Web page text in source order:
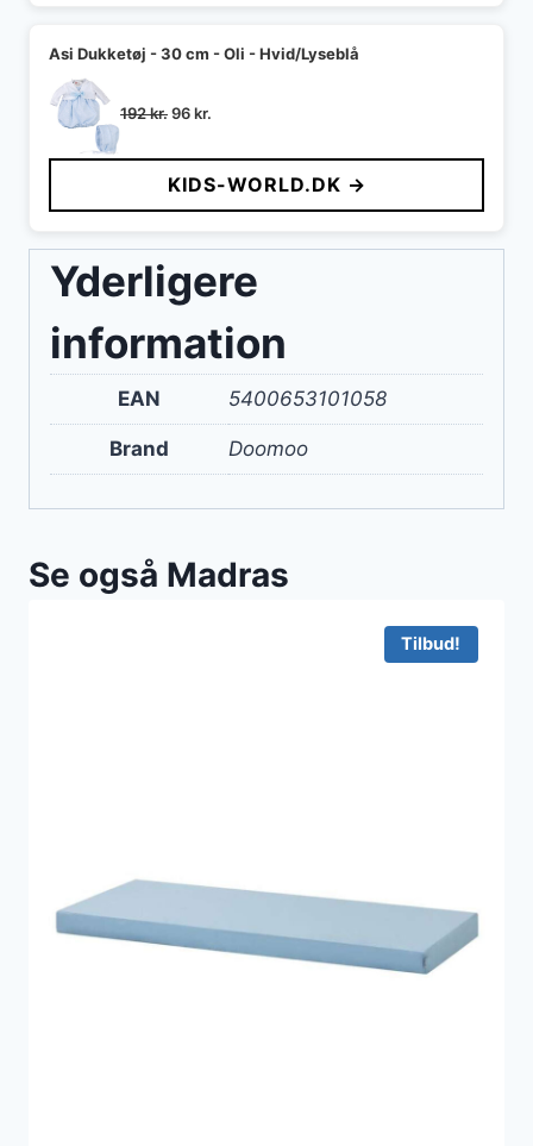
Asi Dukketøj - 30 cm - Oli - Hvid/Lyseblå
192kr.Den
pris
var:
192 kr..
96kr.
pris
er:
96 kr..
KIDS-WORLD.DK →
Yderligere
information
EAN 5400653101058
Brand Doomoo
Se også Madras
Tilbud!